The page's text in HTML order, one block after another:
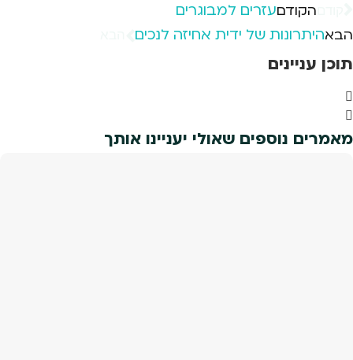
הקודםעזרים למבוגרים
הבאהיתרונות של ידית אחיזה לנכים
תוכן עניינים
מאמרים נוספים שאולי יעניינו אותך